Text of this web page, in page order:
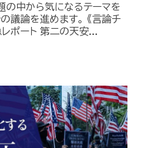
の中から気になるテーマを
議論を進めます。 《言論チ
ポート 第二の天安...